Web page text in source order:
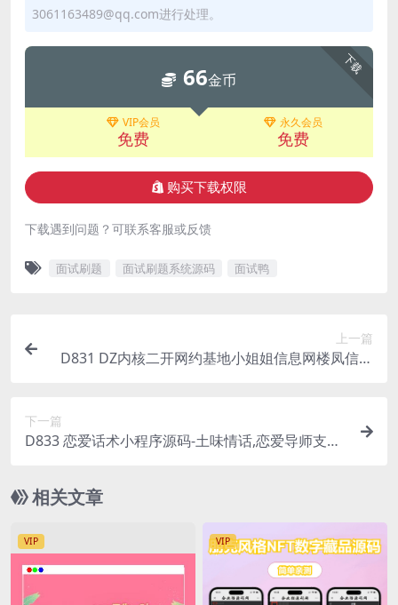
3061163489@qq.com进行处理。
下载
66金币
VIP会员
免费
永久会员
免费
购买下载权限
下载遇到问题？可联系客服或反馈
面试刷题 面试刷题系统源码 面试鸭
上一篇
D831 DZ内核二开网约基地小姐姐信息网楼凤信息
下一篇
D833 恋爱话术小程序源码-土味情话,恋爱导师支持
相关文章
VIP VIP